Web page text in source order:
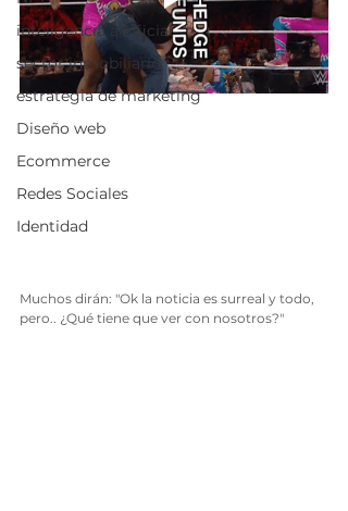
inteligencia artificial
sector inmobiliario
estrategia de marketing
Diseño web
Ecommerce
Redes Sociales
Identidad
Muchos dirán: "Ok la noticia es surreal y todo,
pero.. ¿Qué tiene que ver con nosotros?"